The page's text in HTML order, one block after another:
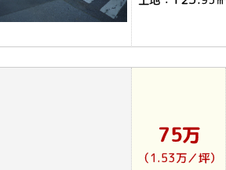
75万
（1.53万／坪）